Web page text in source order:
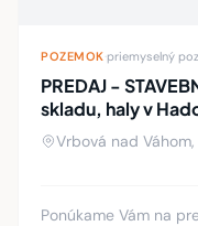
POZEMOK priemyselný
PREDAJ -
skladu, haly v
Vrbová nad
Ponúkame Vám na